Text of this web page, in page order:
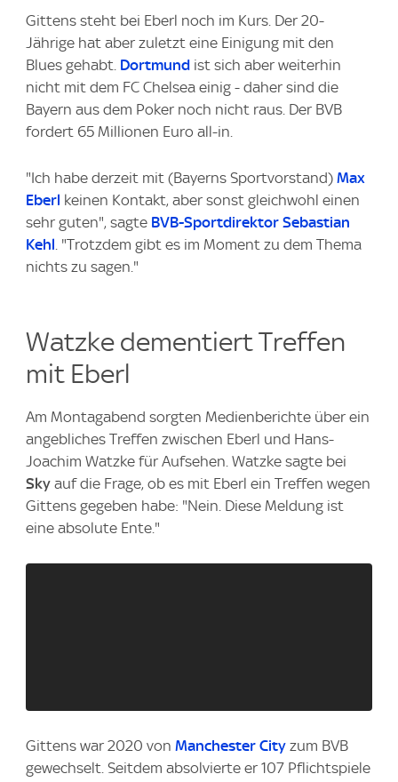
Gittens steht bei Eberl noch im Kurs. Der 20-
Jährige hat aber zuletzt eine Einigung mit den
Blues gehabt. Dortmund ist sich aber weiterhin
nicht mit dem FC Chelsea einig - daher sind die
Bayern aus dem Poker noch nicht raus. Der BVB
fordert 65 Millionen Euro all-in.
"Ich habe derzeit mit (Bayerns Sportvorstand) Max
Eberl keinen Kontakt, aber sonst gleichwohl einen
sehr guten", sagte BVB-Sportdirektor Sebastian
Kehl . "Trotzdem gibt es im Moment zu dem Thema
nichts zu sagen."
Watzke dementiert Treffen
mit Eberl
Am Montagabend sorgten Medienberichte über ein
angebliches Treffen zwischen Eberl und Hans-
Joachim Watzke für Aufsehen. Watzke sagte bei
Sky auf die Frage, ob es mit Eberl ein Treffen wegen
Gittens gegeben habe: "Nein. Diese Meldung ist
eine absolute Ente."
Gittens war 2020 von Manchester City zum BVB
gewechselt. Seitdem absolvierte er 107 Pflichtspiele